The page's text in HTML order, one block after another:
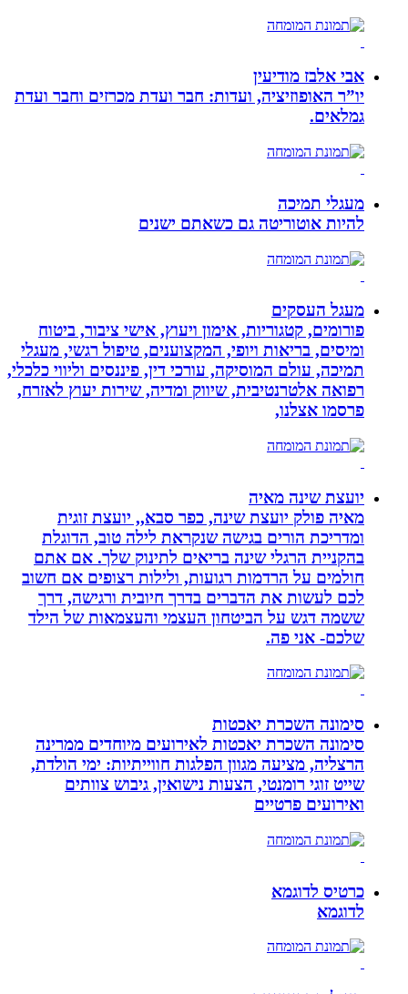
אבי אלבז מודיעין
יו”ר האופוזיציה, ועדות: חבר ועדת מכרזים וחבר ועדת
גמלאים.
מעגלי תמיכה
להיות אוטוריטה גם כשאתם ישנים
מעגל העסקים
פורומים, קטגוריות, אימון ויעוץ, אישי ציבור, ביטוח
ומיסים, בריאות ויופי, המקצוענים, טיפול רגשי, מעגלי
תמיכה, עולם המוסיקה, עורכי דין, פיננסים וליווי כלכלי,
רפואה אלטרנטיבית, שיווק ומדיה, שירות יעוץ לאזרח,
פרסמו אצלנו,
יועצת שינה מאיה
מאיה פולק יועצת שינה, כפר סבא,, יועצת זוגית
ומדריכת הורים בגישה שנקראת לילה טוב, הדוגלת
בהקניית הרגלי שינה בריאים לתינוק שלך. אם אתם
חולמים על הרדמות רגועות, ולילות רצופים אם חשוב
לכם לעשות את הדברים בדרך חיובית ורגישה, דרך
ששמה דגש על הביטחון העצמי והעצמאות של הילד
שלכם- אני פה.
סימונה השכרת יאכטות
סימונה השכרת יאכטות לאירועים מיוחדים ממרינה
הרצליה, מציעה מגוון הפלגות חווייתיות: ימי הולדת,
שייט זוגי רומנטי, הצעות נישואין, גיבוש צוותים
ואירועים פרטיים
כרטיס לדוגמא
לדוגמא